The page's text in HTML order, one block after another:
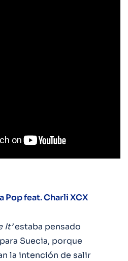
Pop feat. Charli XCX
It’estaba pensado
Suecia, porque
la intención de salir